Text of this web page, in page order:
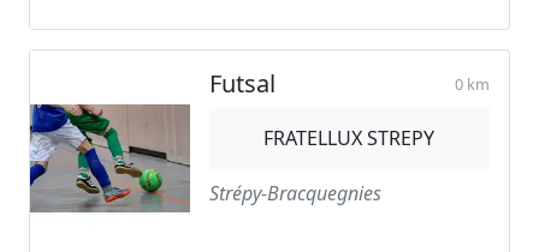
Futsal 0 km
FRATELLUX STREPY
Strépy-Bracquegnies